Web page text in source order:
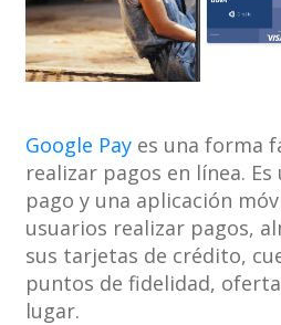
Google Payes una forma
realizar pagos en línea.
pago y una aplicación
usuarios realizar pagos,
sus tarjetas de crédito,
puntos de fidelidad,
lugar.